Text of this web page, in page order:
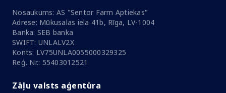
Nosaukums: AS "Sentor Farm Aptiekas"
Adrese: Mūkusalas iela 41b, Rīga, LV-1004
Banka: SEB banka
SWIFT: UNLALV2X
Konts: LV75UNLA0055000329325
Reģ. Nr.: 55403012521
Zāļu valsts aģentūra